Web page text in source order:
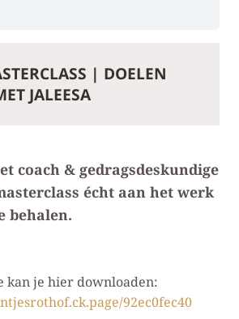
| DOELEN
JALEESA
coach & gedragsdeskundige
écht aan het werk
behalen.
kan je hier downloaden:
92ec0fec40